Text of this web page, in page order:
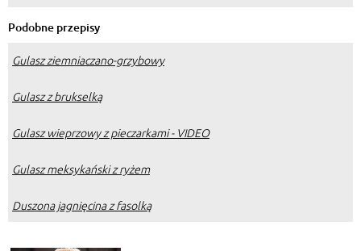
Podobne przepisy
Gulasz ziemniaczano-grzybowy
Gulasz z brukselką
Gulasz wieprzowy z pieczarkami - VIDEO
Gulasz meksykański z ryżem
Duszona jagnięcina z fasolką